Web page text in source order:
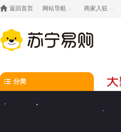
 返回首页 网站导航  商家入驻 
分类